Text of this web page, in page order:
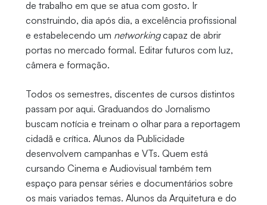
de trabalho em que se atua com gosto. Ir
construindo, dia após dia, a excelência profissional
e estabelecendo um networkingcapaz de abrir
portas no mercado formal. Editar futuros com luz,
câmera e formação.
Todos os semestres, discentes de cursos distintos
passam por aqui. Graduandos do Jornalismo
buscam notícia e treinam o olhar para a reportagem
cidadã e crítica. Alunos da Publicidade
desenvolvem campanhas e VTs. Quem está
cursando Cinema e Audiovisual também tem
espaço para pensar séries e documentários sobre
os mais variados temas. Alunos da Arquitetura e do